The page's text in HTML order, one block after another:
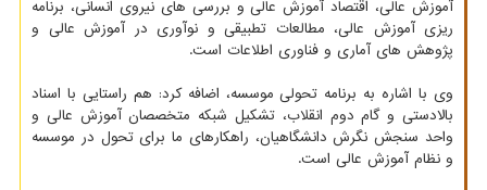
آموزش عالی، اقتصاد آموزش عالی و بررسی های نیروی انسانی، برنامه
ریزی آموزش عالی، مطالعات تطبیقی و نوآوری در آموزش عالی و
پژوهش های آماری و فناوری اطلاعات است.
وی با اشاره به برنامه تحولی موسسه، اضافه کرد: هم راستایی با اسناد
بالادستی و گام دوم انقلاب، تشکیل شبکه متخصصان آموزش عالی و
واحد سنجش نگرش دانشگاهیان، راهکارهای ما برای تحول در موسسه
و نظام آموزش عالی است.